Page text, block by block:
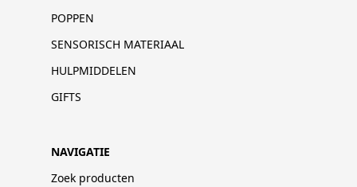
POPPEN
SENSORISCH MATERIAAL
HULPMIDDELEN
GIFTS
NAVIGATIE
Zoek producten